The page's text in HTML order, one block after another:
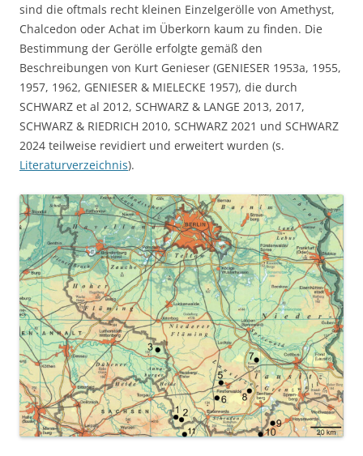
sind die oftmals recht kleinen Einzelgerölle von Amethyst,
Chalcedon oder Achat im Überkorn kaum zu finden. Die
Bestimmung der Gerölle erfolgte gemäß den
Beschreibungen von Kurt Genieser (GENIESER 1953a, 1955,
1957, 1962, GENIESER & MIELECKE 1957), die durch
SCHWARZ et al 2012, SCHWARZ & LANGE 2013, 2017,
SCHWARZ & RIEDRICH 2010, SCHWARZ 2021 und SCHWARZ
2024 teilweise revidiert und erweitert wurden (s.
Literaturverzeichnis).